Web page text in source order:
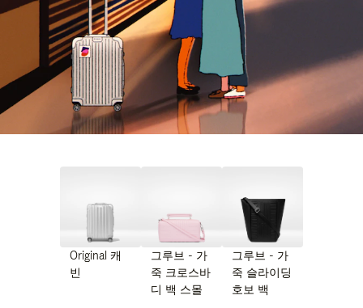
Original 캐
빈
그루브 - 가
죽 크로스바
디 백 스몰
그루브 - 가
죽 슬라이딩
호보 백